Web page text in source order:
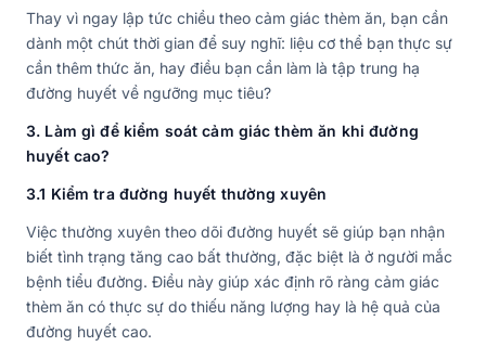
Thay vì ngay lập tức chiều theo cảm giác thèm ăn, bạn cần
dành một chút thời gian để suy nghĩ: liệu cơ thể bạn thực sự
cần thêm thức ăn, hay điều bạn cần làm là tập trung hạ
đường huyết về ngưỡng mục tiêu?
3. Làm gì để kiểm soát cảm giác thèm ăn khi đường
huyết cao?
3.1 Kiểm tra đường huyết thường xuyên
Việc thường xuyên theo dõi đường huyết sẽ giúp bạn nhận
biết tình trạng tăng cao bất thường, đặc biệt là ở người mắc
bệnh tiểu đường. Điều này giúp xác định rõ ràng cảm giác
thèm ăn có thực sự do thiếu năng lượng hay là hệ quả của
đường huyết cao.